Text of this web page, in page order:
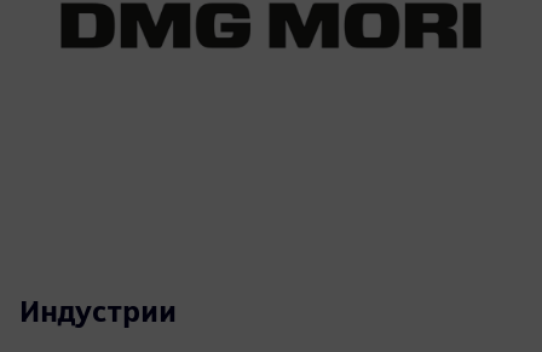
Индустрии